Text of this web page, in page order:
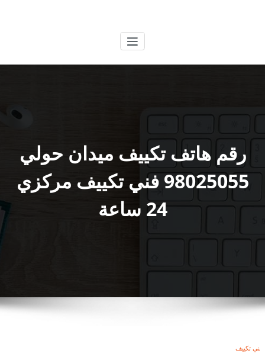
رقم هاتف تكييف ميدان حولي
98025055 فني تكييف مركزي
24 ساعة
فني تكييف